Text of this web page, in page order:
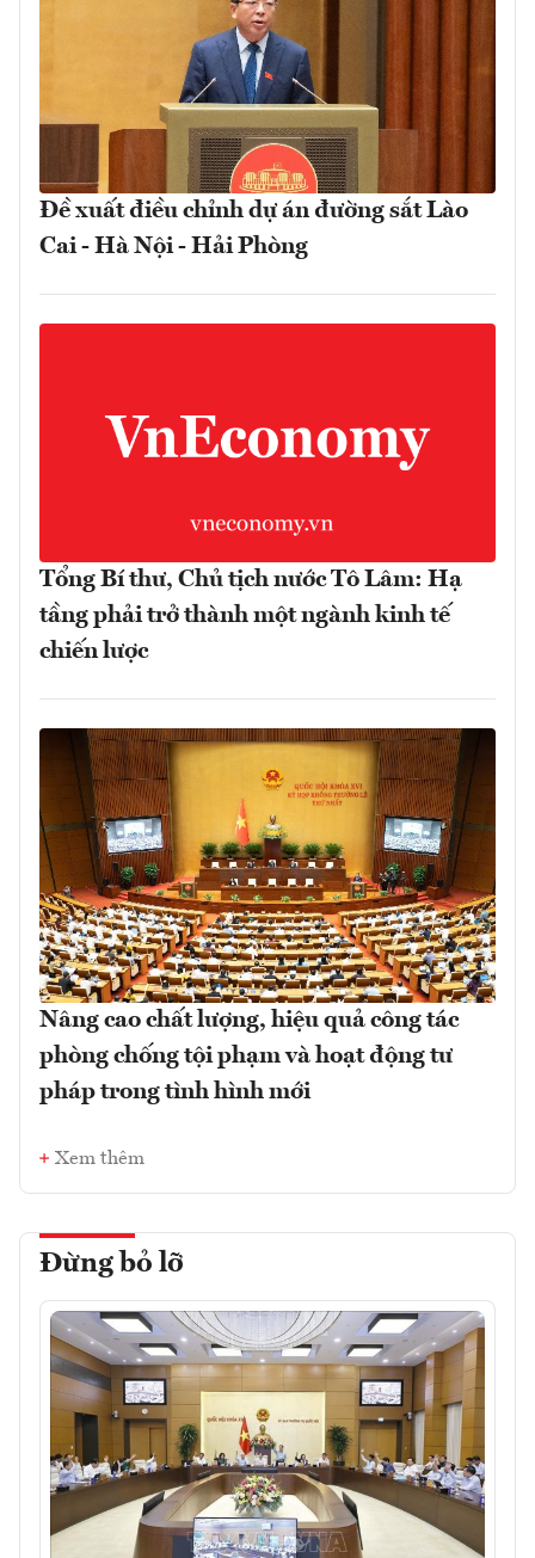
Đề xuất điều chỉnh dự án đường sắt Lào
Cai - Hà Nội - Hải Phòng
Tổng Bí thư, Chủ tịch nước Tô Lâm: Hạ
tầng phải trở thành một ngành kinh tế
chiến lược
Nâng cao chất lượng, hiệu quả công tác
phòng chống tội phạm và hoạt động tư
pháp trong tình hình mới
Xem thêm
Đừng bỏ lỡ